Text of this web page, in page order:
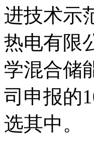
进技术示
热电有限
学混合储
司申报的
选其中。